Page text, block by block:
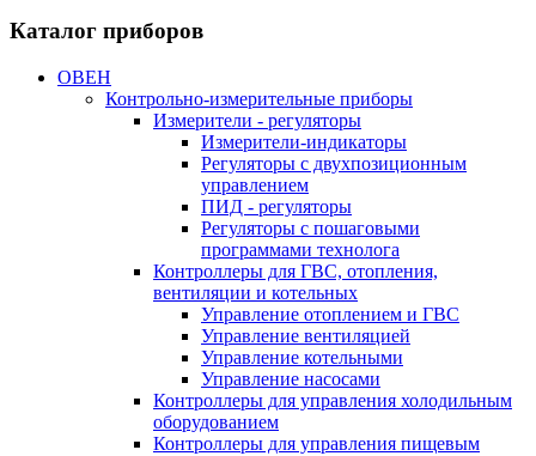
Каталог приборов
ОВЕН
Контрольно-измерительные приборы
Измерители - регуляторы
Измерители-индикаторы
Регуляторы с двухпозиционным
управлением
ПИД - регуляторы
Регуляторы с пошаговыми
программами технолога
Контроллеры для ГВС, отопления,
вентиляции и котельных
Управление отоплением и ГВС
Управление вентиляцией
Управление котельными
Управление насосами
Контроллеры для управления холодильным
оборудованием
Контроллеры для управления пищевым